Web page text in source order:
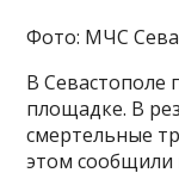
Фото: МЧС
В Севастополе
площадке. В
смертельные
этом